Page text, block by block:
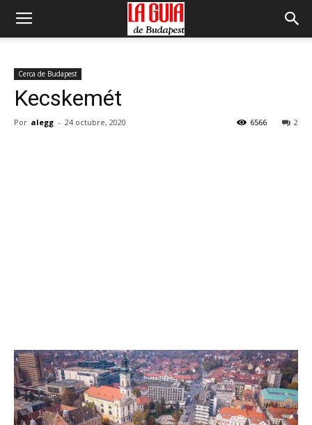
Cerca de Budapest
Kecskemét
Por alegg - 24 octubre, 2020 2
6566